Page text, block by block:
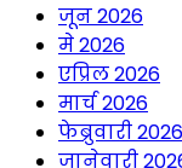
जून 2026
मे 2026
एप्रिल 2026
मार्च 2026
फेब्रुवारी 2026
जानेवारी